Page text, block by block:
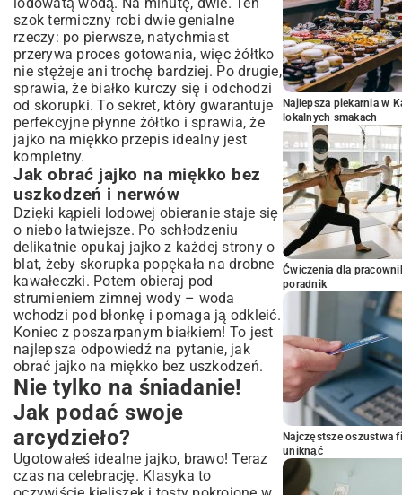
szok termiczny robi dwie genialne
rzeczy: po pierwsze, natychmiast
przerywa proces gotowania, więc żółtko
nie stężeje ani trochę bardziej. Po drugie,
sprawia, że białko kurczy się i odchodzi
od skorupki. To sekret, który gwarantuje
perfekcyjne płynne żółtko i sprawia, że
jajko na miękko przepis idealny jest
kompletny.
Jak obrać jajko na miękko bez
uszkodzeń i nerwów
Dzięki kąpieli lodowej obieranie staje się
o niebo łatwiejsze. Po schłodzeniu
delikatnie opukaj jajko z każdej strony o
blat, żeby skorupka popękała na drobne
kawałeczki. Potem obieraj pod
strumieniem zimnej wody – woda
wchodzi pod błonkę i pomaga ją odkleić.
Koniec z poszarpanym białkiem! To jest
najlepsza odpowiedź na pytanie, jak
obrać jajko na miękko bez uszkodzeń.
Nie tylko na śniadanie!
Jak podać swoje
arcydzieło?
Ugotowałeś idealne jajko, brawo! Teraz
czas na celebrację. Klasyka to
Najlepsza piekarnia w
lokalnych smakach
Ćwiczenia dla
poradnik
Najczęstsze oszustwa
uniknąć